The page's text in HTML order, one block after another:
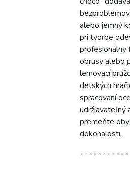
alebo jemný
pri tvorbe
profesionálny
obrusy alebo
lemovací
detských
spracovaní
udržiavateľný
premeňte
dokonalosti.